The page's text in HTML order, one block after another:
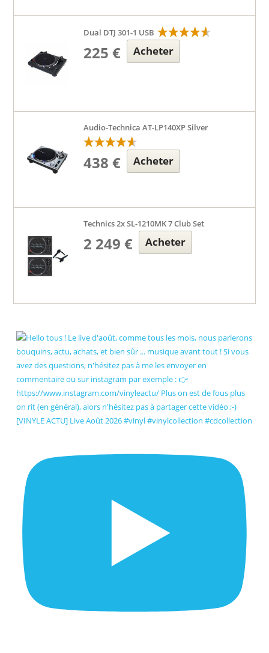
Dual DTJ 301-1 USB
225 € Acheter
Audio-Technica AT-LP140XP Silver
438 € Acheter
Technics 2x SL-1210MK 7 Club Set
2 249 € Acheter
[VINYLE ACTU] Live Août 2026 #vinyl #vinylcollection #cdcollection